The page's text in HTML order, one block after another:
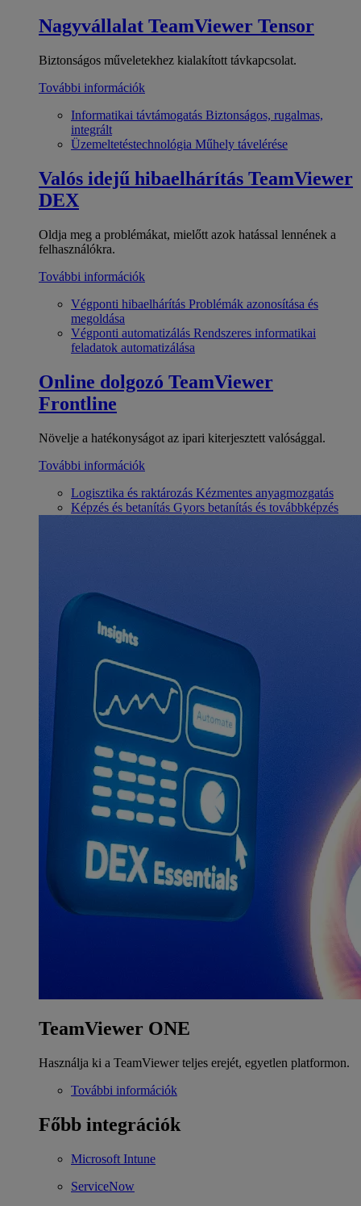
Nagyvállalat TeamViewer Tensor
Biztonságos műveletekhez kialakított távkapcsolat.
További információk
Informatikai távtámogatás Biztonságos, rugalmas,
integrált
Üzemeltetéstechnológia Műhely távelérése
Valós idejű hibaelhárítás TeamViewer
DEX
Oldja meg a problémákat, mielőtt azok hatással lennének a
felhasználókra.
További információk
Végponti hibaelhárítás Problémák azonosítása és
megoldása
Végponti automatizálás Rendszeres informatikai
feladatok automatizálása
Online dolgozó TeamViewer
Frontline
Növelje a hatékonyságot az ipari kiterjesztett valósággal.
További információk
Logisztika és raktározás Kézmentes anyagmozgatás
Képzés és betanítás Gyors betanítás és továbbképzés
TeamViewer ONE
Használja ki a TeamViewer teljes erejét, egyetlen platformon.
További információk
Főbb integrációk
Microsoft Intune
ServiceNow